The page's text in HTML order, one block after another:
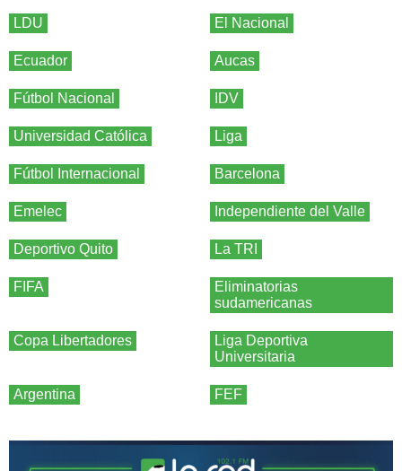
LDU El Nacional
Ecuador Aucas
Fútbol Nacional IDV
Universidad Católica Liga
Fútbol Internacional Barcelona
Emelec Independiente del Valle
Deportivo Quito La TRI
FIFA
Eliminatorias
sudamericanas
Copa Libertadores
Liga Deportiva
Universitaria
Argentina FEF